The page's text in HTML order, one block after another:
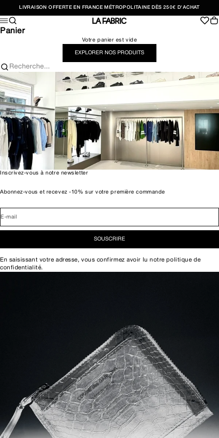
LIVRAISON OFFERTE EN FRANCE MÉTROPOLITAINE DÈS 250€ D'ACHAT
LA FABRIC SHOP
Menu
Recherche
Panier
Votre panier est vide
EXPLORER NOS PRODUITS
Recherche...
Inscrivez-vous à notre newsletter
Abonnez-vous et recevez -10% sur votre première commande
E-mail
SOUSCRIRE
En saisissant votre adresse, vous confirmez avoir lu notrepolitique de
confidentialité.